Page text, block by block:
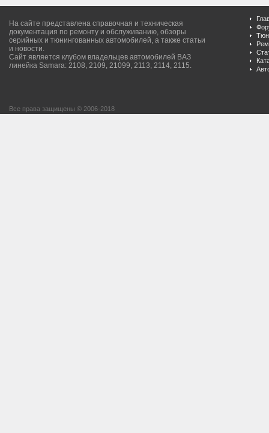
На сайте представлена справочная и техническая
документация по ремонту и обслуживанию, обзоры
серийных и тюнингованных автомобилей, а также статьи
и новости.
Сайт является клубом владельцев автомобилей ВАЗ
линейка Samara: 2108, 2109, 21099, 2113, 2114, 2115.
Все права защищены © 2006-2018